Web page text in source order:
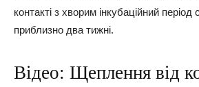
контакті з хворим інкубаційний період
приблизно два тижні.
Відео: Щеплення від